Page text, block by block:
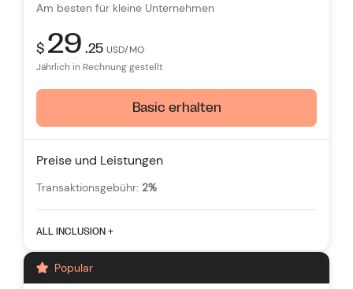
Am besten für kleine Unternehmen
$ 29 .25 USD/MO
Jährlich in Rechnung gestellt
Basic erhalten
Preise und Leistungen
Transaktionsgebühr: 2%
Unbegrenzte Anzahl von Produktauflistungen
ALL INCLUSION +
Popular